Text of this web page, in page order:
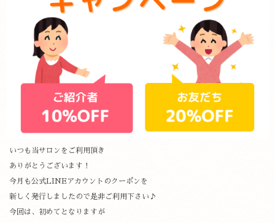
いつも当サロンをご利用頂き
ありがとうございます！
今月も公式LINEアカウントのクーポンを
新しく発行しましたので是非ご利用下さい♪
今回は、初めてとなりますが